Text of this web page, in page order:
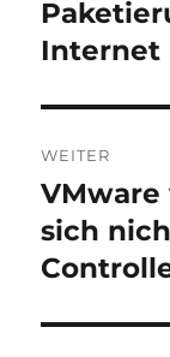
Vorheriger
Beitrag:
Internet
WEITER
Nächster
Beitrag:
sich